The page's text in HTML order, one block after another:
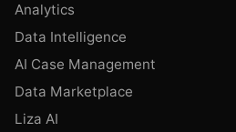
Analytics
Data Intelligence
AI Case Management
Data Marketplace
Liza AI